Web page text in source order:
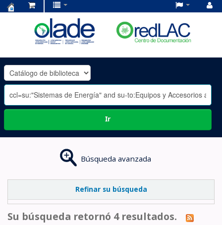
OLADE
-
Ir
Búsqueda avanzada
Refinar su búsqueda
Su búsqueda retornó 4 resultados.